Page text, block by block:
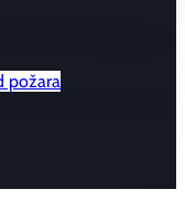
požara